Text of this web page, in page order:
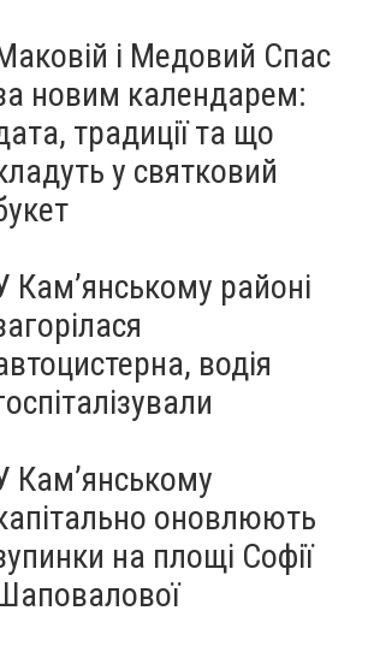
і Медовий Спас
новим календарем:
традиції та що
у святковий
Кам’янському районі
водія
Кам’янському
оновлюють
на площі Софії